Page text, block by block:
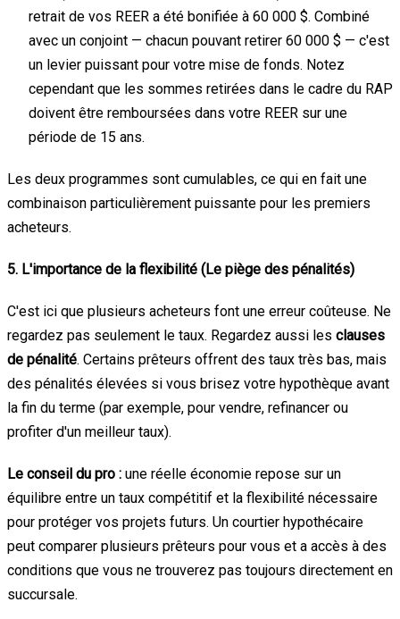
retrait de vos REER a été bonifiée à 60 000 $. Combiné
avec un conjoint — chacun pouvant retirer 60 000 $ — c'est
un levier puissant pour votre mise de fonds. Notez
cependant que les sommes retirées dans le cadre du RAP
doivent être remboursées dans votre REER sur une
période de 15 ans.
Les deux programmes sont cumulables, ce qui en fait une
combinaison particulièrement puissante pour les premiers
acheteurs.
5. L'importance de la flexibilité (Le piège des pénalités)
C'est ici que plusieurs acheteurs font une erreur coûteuse. Ne
regardez pas seulement le taux. Regardez aussi les clauses
de pénalité. Certains prêteurs offrent des taux très bas, mais
des pénalités élevées si vous brisez votre hypothèque avant
la fin du terme (par exemple, pour vendre, refinancer ou
profiter d'un meilleur taux).
Le conseil du pro : une réelle économie repose sur un
équilibre entre un taux compétitif et la flexibilité nécessaire
pour protéger vos projets futurs. Un courtier hypothécaire
peut comparer plusieurs prêteurs pour vous et a accès à des
conditions que vous ne trouverez pas toujours directement en
succursale.